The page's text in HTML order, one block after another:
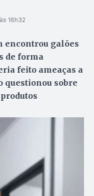
16h32
encontrou galões
de forma
feito ameaças a
questionou sobre